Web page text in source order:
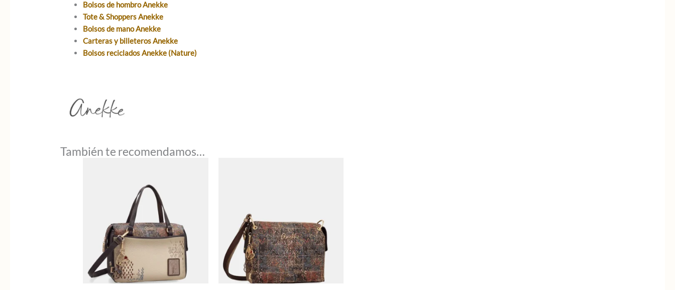
Bolsos de hombro Anekke
Tote & Shoppers Anekke
Bolsos de mano Anekke
Carteras y billeteros Anekke
Bolsos reciclados Anekke (Nature)
También te recomendamos…